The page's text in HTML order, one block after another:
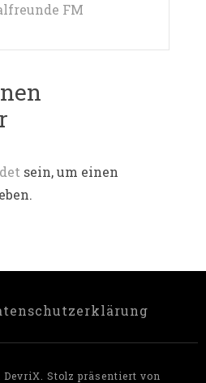
FM
sein, um einen
DevriX Stolz präsentiert von